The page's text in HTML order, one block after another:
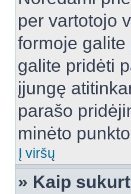
per vartotojo
formoje
galite pridėti
įjungę
parašo
minėto
Į viršų
» Kaip